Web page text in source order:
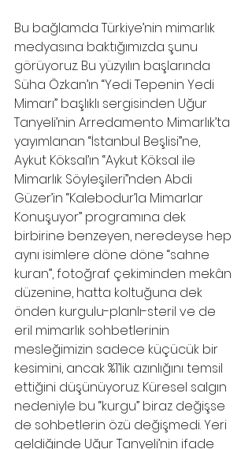
Bu bağlamda Türkiye’nin mimarlık
medyasına baktığımızda şunu
görüyoruz. Bu yüzyılın başlarında
Süha Özkan’ın “Yedi Tepenin Yedi
Mimarı” başlıklı sergisinden Uğur
Tanyeli’nin Arredamento Mimarlık’ta
yayımlanan “İstanbul Beşlisi”ne,
Aykut Köksal’ın “Aykut Köksal ile
Mimarlık Söyleşileri”nden Abdi
Güzer’in “Kalebodur’la Mimarlar
Konuşuyor” programına dek
birbirine benzeyen, neredeyse hep
aynı isimlere döne döne “sahne
kuran”, fotoğraf çekiminden mekân
düzenine, hatta koltuğuna dek
önden kurgulu-planlı-steril ve de
eril mimarlık sohbetlerinin
mesleğimizin sadece küçücük bir
kesimini, ancak %1’lik azınlığını temsil
ettiğini düşünüyoruz. Küresel salgın
nedeniyle bu “kurgu” biraz değişse
de sohbetlerin özü değişmedi. Yeri
geldiğinde Uğur Tanyeli’nin ifade